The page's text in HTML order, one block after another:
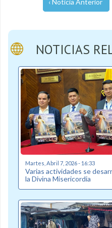
‹ Noticia Anterior
NOTICIAS
Martes, Abril 7, 2026 - 16:33
Varias actividades se
la Divina Misericordia